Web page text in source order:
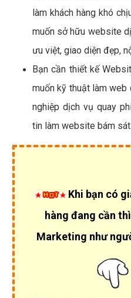
làm khách hàng khó
muốn sở hữu website
ưu việt, giao diện đẹp,
Bạn cần thiết kế
muốn kỹ thuật làm
nghiệp dịch vụ quay
tin làm website bám
Khi bạn có
hàng đang cần
Marketing như